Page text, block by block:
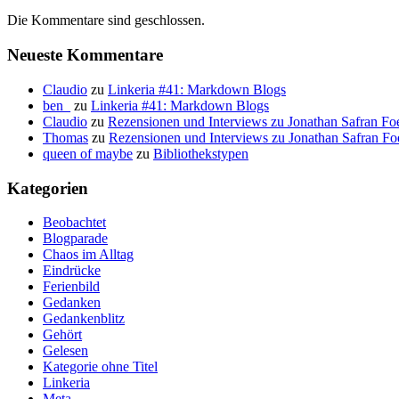
Die Kommentare sind geschlossen.
Neueste Kommentare
Claudio zu Linkeria #41: Markdown Blogs
ben_
zu Linkeria #41: Markdown Blogs
Claudio zu Rezensionen und Interviews zu Jonathan Safran
Thomas zu Rezensionen und Interviews zu Jonathan Safran
queen of maybe zu Bibliothekstypen
Kategorien
Beobachtet
Blogparade
Chaos im Alltag
Eindrücke
Ferienbild
Gedanken
Gedankenblitz
Gehört
Gelesen
Kategorie ohne Titel
Linkeria